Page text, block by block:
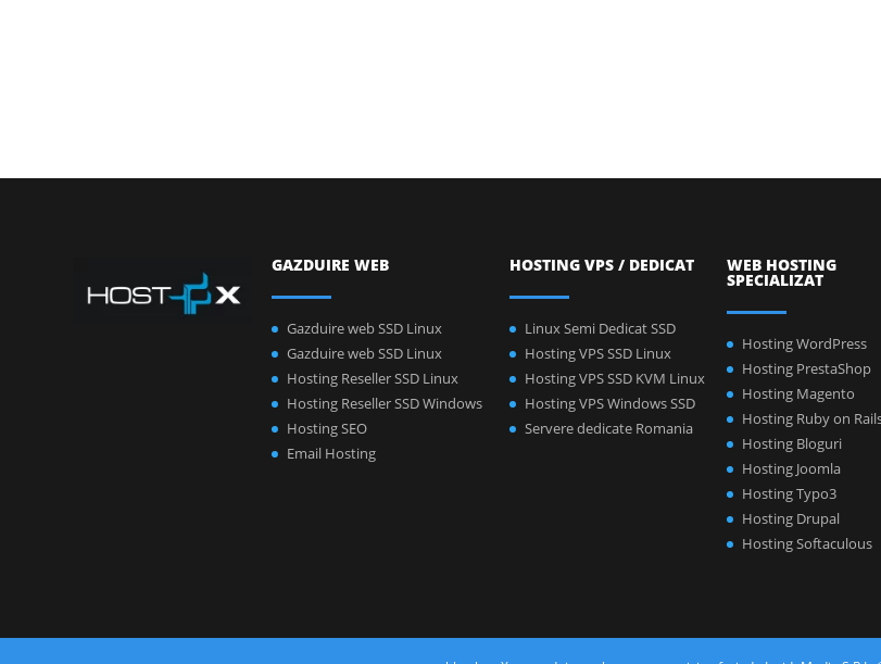
GAZDUIRE WEB
Gazduire web SSD Linux
Gazduire web SSD Linux
Hosting Reseller SSD Linux
Hosting Reseller SSD Windows
Hosting SEO
Email Hosting
HOSTING VPS / DEDICAT
Linux Semi Dedicat SSD
Hosting VPS SSD Linux
Hosting VPS SSD KVM Linux
Hosting VPS Windows SSD
Servere dedicate Romania
WEB HOSTING
SPECIALIZAT
Hosting WordPress
Hosting PrestaShop
Hosting Magento
Hosting Ruby on
Hosting Bloguri
Hosting Joomla
Hosting Typo3
Hosting Drupal
Hosting Softaculous